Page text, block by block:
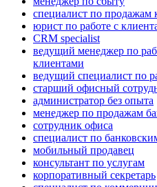
специалист по продажам
юрист по работе с
CRM specialist
ведущий менеджер по
клиентами
ведущий специалист по
старший офисный
администратор без опыта
менеджер по продажам
сотрудник офиса
специалист по
мобильный продавец
консультант по услугам
корпоративный секретарь